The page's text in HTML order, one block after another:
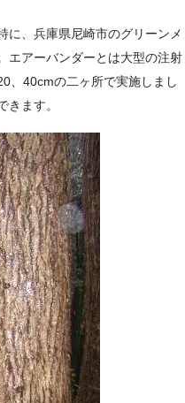
に、兵庫県尼崎市のグリーンメ
エアーバンダーとは大型の注射
、40cmの二ヶ所で実施しまし
ます。